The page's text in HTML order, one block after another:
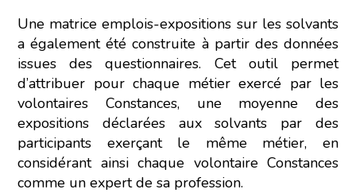
Une matrice emplois-expositions sur les solvants
a également été construite à partir des données
issues des questionnaires. Cet outil permet
d’attribuer pour chaque métier exercé par les
volontaires Constances, une moyenne des
expositions déclarées aux solvants par des
participants exerçant le même métier, en
considérant ainsi chaque volontaire Constances
comme un expert de sa profession.